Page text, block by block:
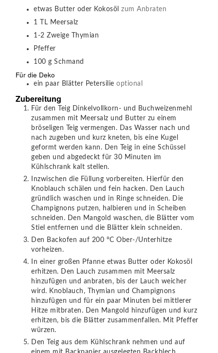
etwas Butter oder Kokosöl zum Anbraten
1
TL Meersalz
1-2 Zweige
Thymian
Pfeffer
100 g Schmand
Für die Deko
ein paar Blätter Petersilie optional
Zubereitung
Für den Teig Dinkelvollkorn- und Buchweizenmehl
zusammen mit Meersalz und Butter zu einem
bröseligen Teig vermengen. Das Wasser nach und
nach zugeben und kurz kneten, bis eine Kugel
geformt werden kann. Den Teig in eine Schüssel
geben und abgedeckt für 30 Minuten im
Kühlschrank kalt stellen.
Inzwischen die Füllung vorbereiten. Hierfür den
Knoblauch schälen und fein hacken. Den Lauch
gründlich waschen und in Ringe schneiden. Die
Champignons putzen, halbieren und in Scheiben
schneiden. Den Mangold waschen, die Blätter vom
Stiel entfernen und die Blätter klein schneiden.
Den Backofen auf 200 °C Ober-/Unterhitze
vorheizen.
In einer großen Pfanne etwas Butter oder Kokosöl
erhitzen. Den Lauch zusammen mit Meersalz
hinzufügen und anbraten, bis der Lauch weicher
wird. Knoblauch, Thymian und Champignons
hinzufügen und für ein paar Minuten bei mittlerer
Hitze mitbraten. Den Mangold hinzufügen und kurz
erhitzen, bis die Blätter zusammenfallen. Mit Pfeffer
würzen.
Den Teig aus dem Kühlschrank nehmen und auf